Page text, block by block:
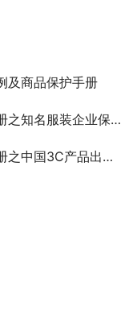
及商品保护手册
名服装企业保护实例